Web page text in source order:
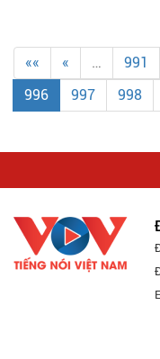
«« « … 991
996
997 998